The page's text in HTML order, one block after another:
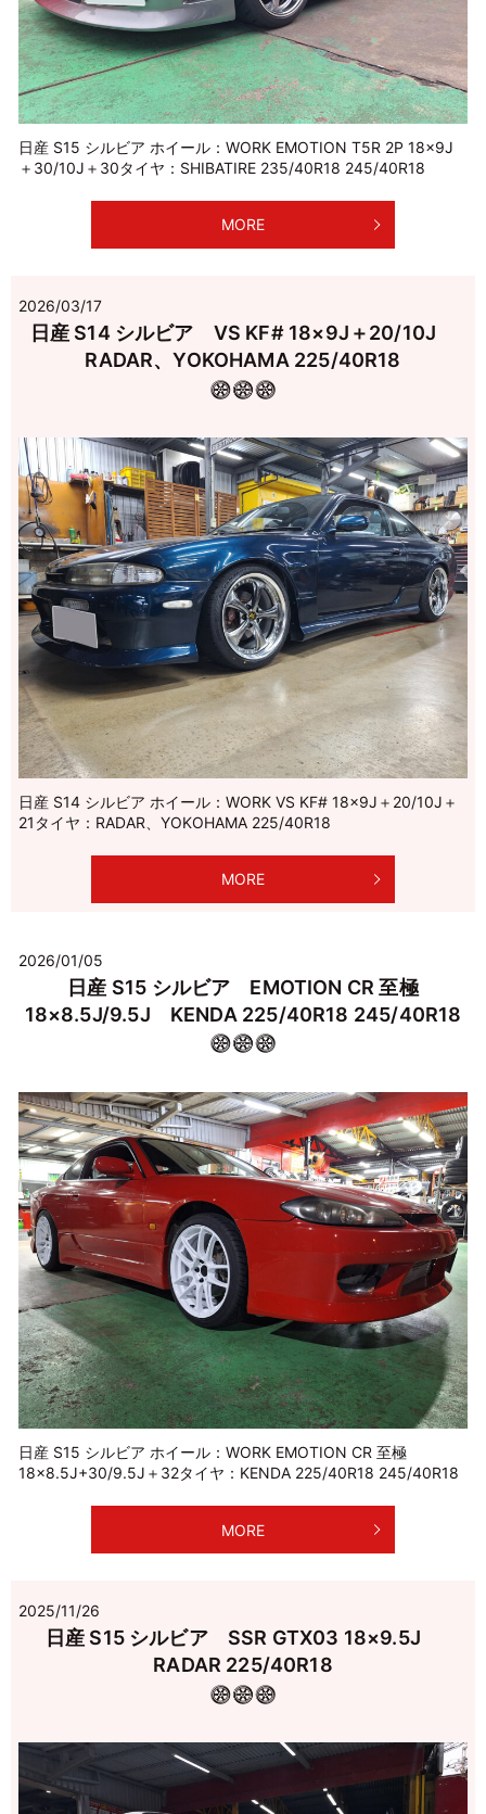
日産 S15 シルビア ホイール：WORK EMOTION T5R 2P 18×9J
＋30/10J＋30タイヤ：SHIBATIRE 235/40R18 245/40R18
MORE
2026/03/17
日産 S14 シルビア VS KF# 18×9J＋20/10J
RADAR、YOKOHAMA 225/40R18
日産 S14 シルビア ホイール：WORK VS KF# 18×9J＋20/10J＋
21タイヤ：RADAR、YOKOHAMA 225/40R18
MORE
2026/01/05
日産 S15 シルビア EMOTION CR 至極
18×8.5J/9.5J KENDA 225/40R18 245/40R18
日産 S15 シルビア ホイール：WORK EMOTION CR 至極
18×8.5J+30/9.5J＋32タイヤ：KENDA 225/40R18 245/40R18
MORE
2025/11/26
日産 S15 シルビア SSR GTX03 18×9.5J
RADAR 225/40R18